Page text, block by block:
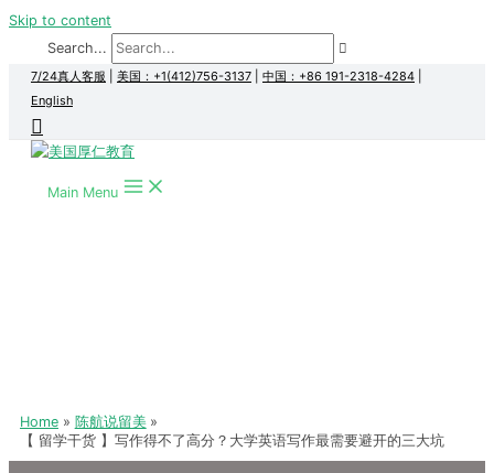
Skip to content
Search...
7/24真人客服 美国：+1(412)756-3137 中国：+86 191-2318-4284
English
Main Menu
Home
陈航说留美
【 留学干货 】写作得不了高分？大学英语写作最需要避开的三大坑